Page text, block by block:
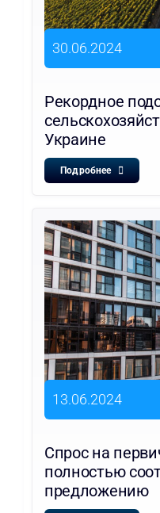
30.06.2024
Рекордное
Украине
Подробнее
13.06.2024
Спрос на
полностью
предложению